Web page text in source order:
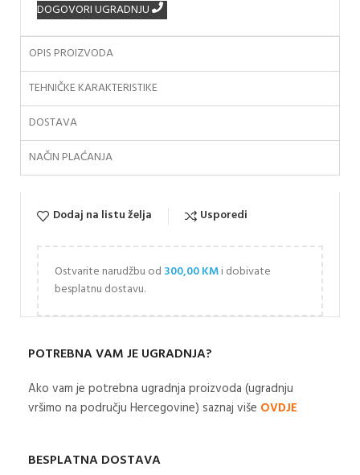
DOGOVORI UGRADNJU
OPIS PROIZVODA
TEHNIČKE KARAKTERISTIKE
DOSTAVA
NAČIN PLAĆANJA
Dodaj na listu želja Usporedi
Ostvarite narudžbu od 300,00KMi dobivate
besplatnu dostavu.
POTREBNA VAM JE UGRADNJA?
Ako vam je potrebna ugradnja proizvoda (ugradnju
vršimo na području Hercegovine) saznaj više OVDJE
BESPLATNA DOSTAVA